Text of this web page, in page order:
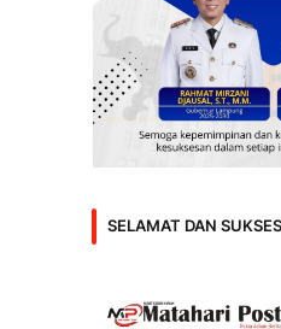
SELAMAT DAN SUKSES